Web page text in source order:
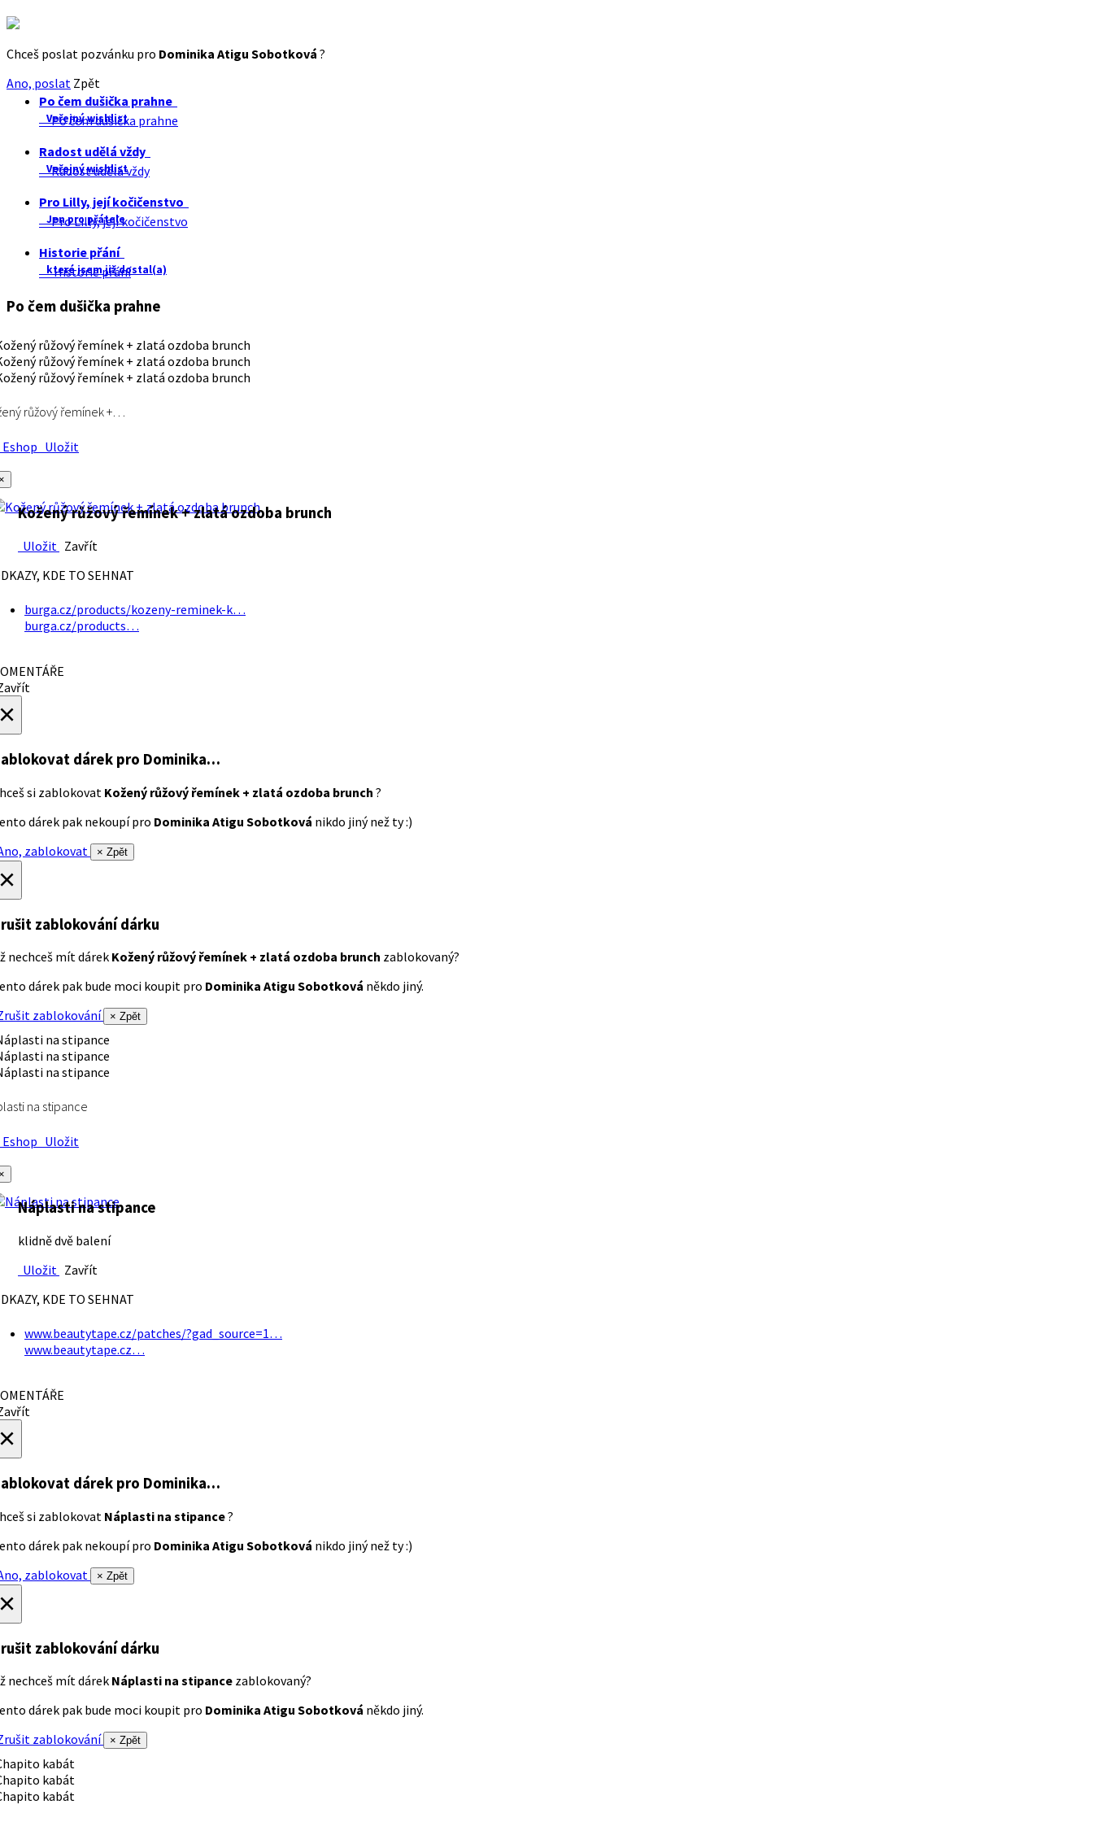
Chceš poslat pozvánku pro Dominika Atigu Sobotková ?
Ano, poslat Zpět
Po čem dušička prahne
Veřejný wishlist
Po čem dušička prahne
Radost udělá vždy
Veřejný wishlist
Radost udělá vždy
Pro Lilly, její kočičenstvo
Jen pro přátele
Pro Lilly, její kočičenstvo
Historie přání
které jsem již dostal(a)
Historie přání
Po čem dušička prahne
růžový řemínek +…
Uložit
Kožený růžový řemínek + zlatá ozdoba brunch
Uložit Zavřít
KDE TO SEHNAT
burga.cz/products/kozeny-reminek-k…
burga.cz/products…
dárek pro Dominika…
si zablokovat Kožený růžový řemínek + zlatá ozdoba brunch ?
dárek pak nekoupí pro Dominika Atigu Sobotková nikdo jiný než ty :)
zablokovat
× Zpět
zablokování dárku
nechceš mít dárek Kožený růžový řemínek + zlatá ozdoba brunch zablokovaný?
dárek pak bude moci koupit pro Dominika Atigu Sobotková někdo jiný.
zablokování
× Zpět
na stipance
Uložit
Náplasti na stipance
klidně dvě balení
Uložit Zavřít
KDE TO SEHNAT
www.beautytape.cz/patches/?gad_source=1…
www.beautytape.cz…
dárek pro Dominika…
si zablokovat Náplasti na stipance?
dárek pak nekoupí pro Dominika Atigu Sobotková nikdo jiný než ty :)
zablokovat
× Zpět
zablokování dárku
nechceš mít dárek Náplasti na stipance zablokovaný?
dárek pak bude moci koupit pro Dominika Atigu Sobotková někdo jiný.
zablokování
× Zpět